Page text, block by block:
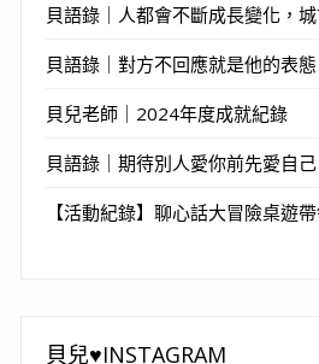
貝語錄｜人都會不斷成長變化，城
貝語錄｜對方不回應就是他的表態
貝兒老師｜2024年度成就紀錄
貝語錄｜期待別人愛你前先愛自己
【活動紀錄】聊心話大冒險桌遊
貝兒♥INSTAGRAM